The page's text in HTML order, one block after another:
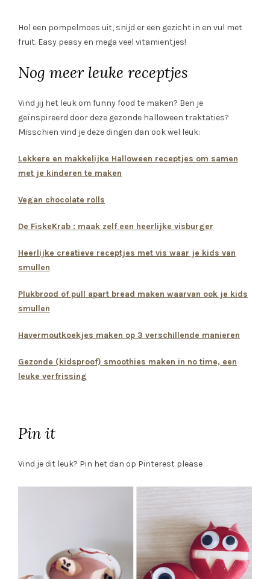
Hol een pompelmoes uit, snijd er een gezicht in en vul met
fruit. Easy peasy en mega veel vitamientjes!
Nog meer leuke receptjes
Vind jij het leuk om funny food te maken? Ben je
geïnspireerd door deze gezonde halloween traktaties?
Misschien vind je deze dingen dan ook wel leuk:
Lekkere en makkelijke Halloween receptjes om samen
met je kinderen te maken
Vegan chocolate rolls
De FiskeKrab : maak zelf een heerlijke visburger
Heerlijke creatieve receptjes met vis waar je kids van
smullen
Plukbrood of pull apart bread maken waarvan ook je kids
smullen
Havermoutkoekjes maken op 3 verschillende manieren
Gezonde (kidsproof) smoothies maken in no time, een
leuke verfrissing
Pin it
Vind je dit leuk? Pin het dan op Pinterest please